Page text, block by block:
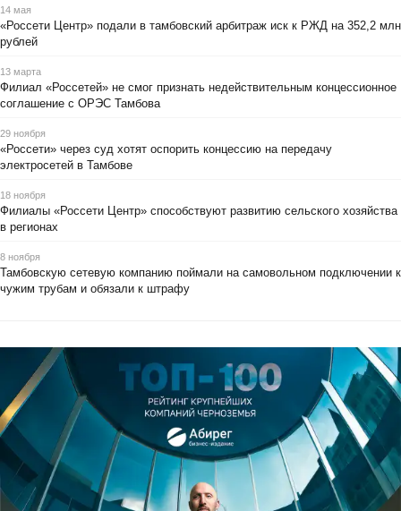
14 мая
«Россети Центр» подали в тамбовский арбитраж иск к РЖД на 352,2 млн
рублей
13 марта
Филиал «Россетей» не смог признать недействительным концессионное
соглашение с ОРЭС Тамбова
29 ноября
«Россети» через суд хотят оспорить концессию на передачу
электросетей в Тамбове
18 ноября
Филиалы «Россети Центр» способствуют развитию сельского хозяйства
в регионах
8 ноября
Тамбовскую сетевую компанию поймали на самовольном подключении к
чужим трубам и обязали к штрафу